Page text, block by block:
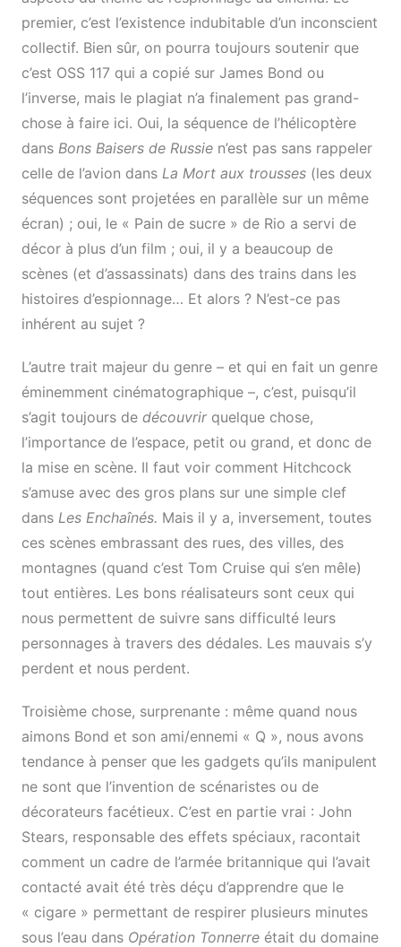
premier, c’est l’existence indubitable d’un inconscient
collectif. Bien sûr, on pourra toujours soutenir que
c’est OSS 117 qui a copié sur James Bond ou
l’inverse, mais le plagiat n’a finalement pas grand-
chose à faire ici. Oui, la séquence de l’hélicoptère
dans Bons Baisers de Russie n’est pas sans rappeler
celle de l’avion dans La Mort aux trousses (les deux
séquences sont projetées en parallèle sur un même
écran) ; oui, le « Pain de sucre » de Rio a servi de
décor à plus d’un film ; oui, il y a beaucoup de
scènes (et d’assassinats) dans des trains dans les
histoires d’espionnage… Et alors ? N’est-ce pas
inhérent au sujet ?
L’autre trait majeur du genre – et qui en fait un genre
éminemment cinématographique –, c’est, puisqu’il
s’agit toujours de découvrirquelque chose,
l’importance de l’espace, petit ou grand, et donc de
la mise en scène. Il faut voir comment Hitchcock
s’amuse avec des gros plans sur une simple clef
dans Les Enchaînés. Mais il y a, inversement, toutes
ces scènes embrassant des rues, des villes, des
montagnes (quand c’est Tom Cruise qui s’en mêle)
tout entières. Les bons réalisateurs sont ceux qui
nous permettent de suivre sans difficulté leurs
personnages à travers des dédales. Les mauvais s’y
perdent et nous perdent.
Troisième chose, surprenante : même quand nous
aimons Bond et son ami/ennemi « Q », nous avons
tendance à penser que les gadgets qu’ils manipulent
ne sont que l’invention de scénaristes ou de
décorateurs facétieux. C’est en partie vrai : John
Stears, responsable des effets spéciaux, racontait
comment un cadre de l’armée britannique qui l’avait
contacté avait été très déçu d’apprendre que le
« cigare » permettant de respirer plusieurs minutes
sous l’eau dans Opération Tonnerre était du domaine